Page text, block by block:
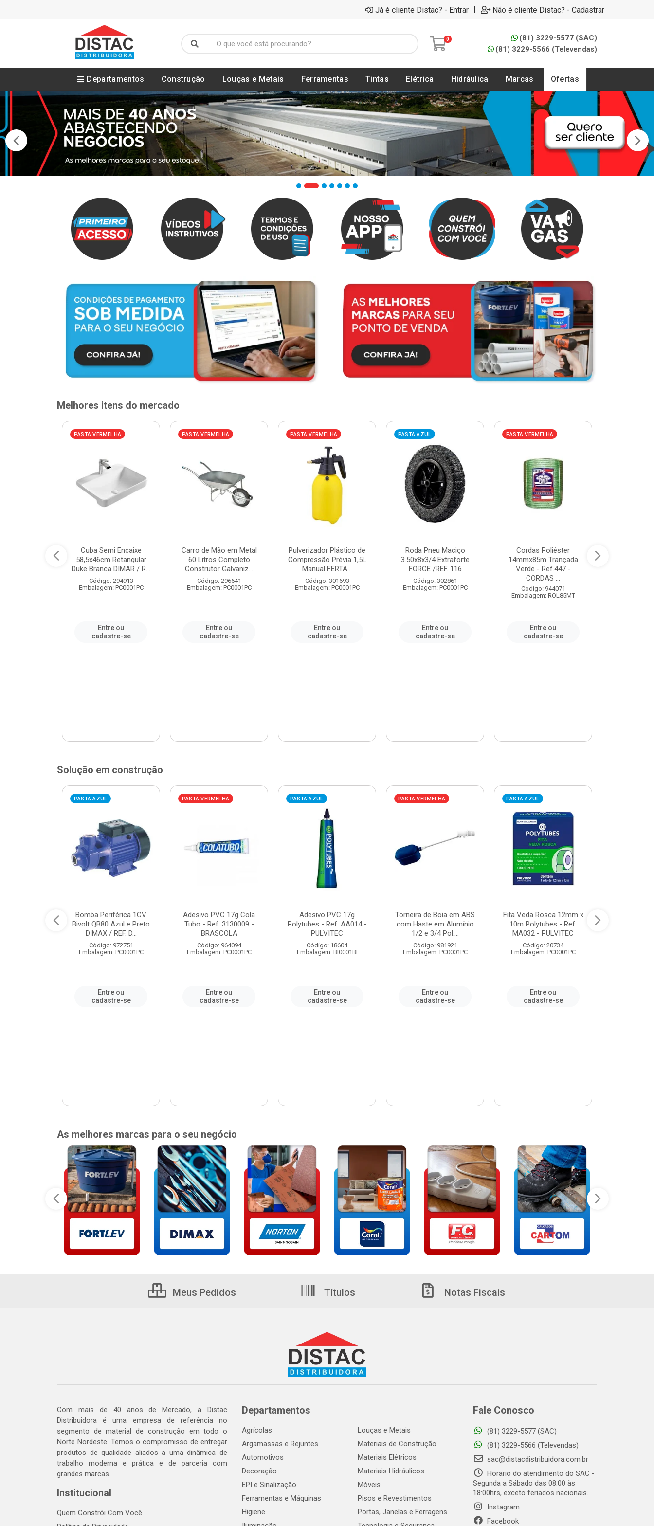
Já é cliente Distac? - Entrar | Não é cliente Distac? - Cadastrar
0
(81) 3229-5577 (SAC)
(81) 3229-5566 (Televendas)
Departamentos Construção Louças e Metais Ferramentas Tintas Elétrica Hidráulica Marcas Ofertas
Melhores itens do mercado
PASTA VERMELHA
Cuba Semi Encaixe
58,5x46cm Retangular
Duke Branca DIMAR / R...
Código: 294913
Embalagem: PC0001PC
Entre ou
cadastre-se
PASTA VERMELHA
Carro de Mão em Metal
60 Litros Completo
Construtor Galvaniz...
Código: 296641
Embalagem: PC0001PC
Entre ou
cadastre-se
PASTA VERMELHA
Pulverizador Plástico de
Compressão Prévia 1,5L
Manual FERTA...
Código: 301693
Embalagem: PC0001PC
Entre ou
cadastre-se
PASTA AZUL
Roda Pneu Maciço
3.50x8x3/4 Extraforte
FORCE /REF. 116
Código: 302861
Embalagem: PC0001PC
Entre ou
cadastre-se
PASTA VERMELHA
Cordas Poliéster
14mmx85m Trançada
Verde - Ref.447 -
CORDAS ...
Código: 944071
Embalagem: ROL85MT
Entre ou
cadastre-se
Solução em construção
PASTA AZUL
Bomba Periférica 1CV
Bivolt QB80 Azul e Preto
DIMAX / REF. D...
Código: 972751
Embalagem: PC0001PC
Entre ou
cadastre-se
PASTA VERMELHA
Adesivo PVC 17g Cola
Tubo - Ref. 3130009 -
BRASCOLA
Código: 964094
Embalagem: PC0001PC
Entre ou
cadastre-se
PASTA AZUL
Adesivo PVC 17g
Polytubes - Ref. AA014 -
PULVITEC
Código: 18604
Embalagem: BI0001BI
Entre ou
cadastre-se
PASTA VERMELHA
Torneira de Boia em ABS
com Haste em Alumínio
1/2 e 3/4 Pol....
Código: 981921
Embalagem: PC0001PC
Entre ou
cadastre-se
PASTA AZUL
Fita Veda Rosca 12mm x
10m Polytubes - Ref.
MA032 - PULVITEC
Código: 20734
Embalagem: PC0001PC
Entre ou
cadastre-se
As melhores marcas para o seu negócio
Meus Pedidos Títulos Notas Fiscais
Com mais de 40 anos de Mercado, a Distac
Distribuidora é uma empresa de referência no
segmento de material de construção em todo o
Norte Nordeste. Temos o compromisso de entregar
produtos de qualidade aliados a uma dinâmica de
trabalho moderna e prática e de parceria com
grandes marcas.
Institucional
Quem Constrói Com Você
Departamentos
Agrícolas
Argamassas e Rejuntes
Automotivos
Decoração
EPI e Sinalização
Ferramentas e Máquinas
Higiene
Louças e Metais
Materiais de Construção
Materiais Elétricos
Materiais Hidráulicos
Móveis
Pisos e Revestimentos
Portas, Janelas e Ferragens
Fale Conosco
(81) 3229-5577 (SAC)
(81) 3229-5566 (Televendas)
sac@distacdistribuidora.com.br
Horário do atendimento do SAC -
Segunda a Sábado das 08:00 às
18:00hrs, exceto feriados nacionais.
Instagram
Facebook